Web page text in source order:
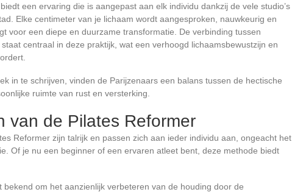
een ervaring die is aangepast aan elk individu dankzij de vele studio’s
Elke centimeter van je lichaam wordt aangesproken, nauwkeurig en
voor een diepe en duurzame transformatie. De verbinding tussen
centraal in deze praktijk, wat een verhoogd lichaamsbewustzijn en
in te schrijven, vinden de Parijzenaars een balans tussen de hectische
ruimte van rust en versterking.
van de Pilates Reformer
Reformer zijn talrijk en passen zich aan ieder individu aan, ongeacht het
Of je nu een beginner of een ervaren atleet bent, deze methode biedt
bekend om het aanzienlijk verbeteren van de houding door de